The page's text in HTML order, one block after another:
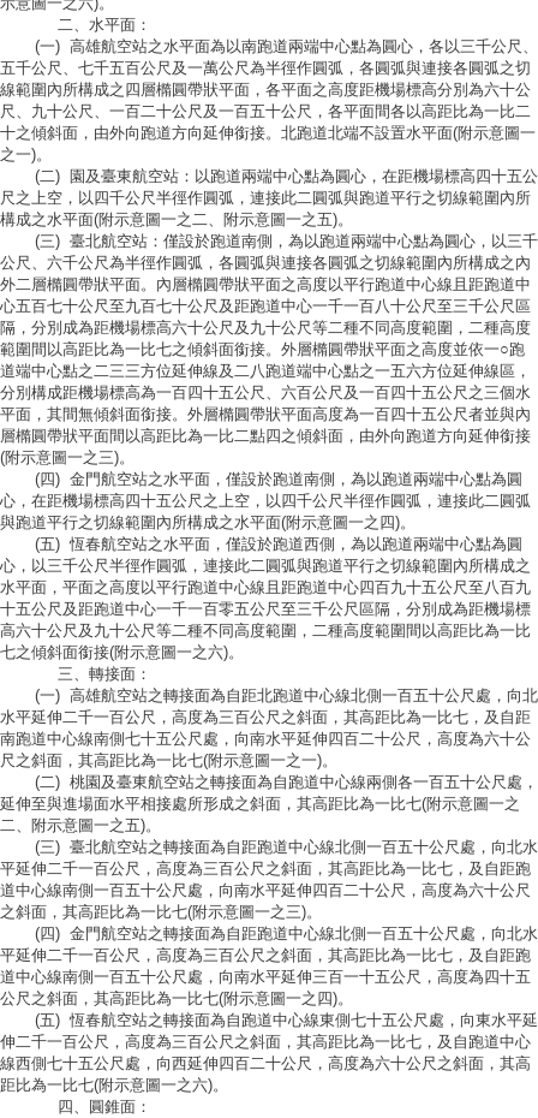
示意圖一之六)。
二、水平面：
(一) 高雄航空站之水平面為以南跑道兩端中心點為圓心，各以三千公尺、
五千公尺、七千五百公尺及一萬公尺為半徑作圓弧，各圓弧與連接各圓弧之切
線範圍內所構成之四層橢圓帶狀平面，各平面之高度距機場標高分別為六十公
尺、九十公尺、一百二十公尺及一百五十公尺，各平面間各以高距比為一比二
十之傾斜面，由外向跑道方向延伸銜接。北跑道北端不設置水平面(附示意圖一
之一)。
(二) 園及臺東航空站：以跑道兩端中心點為圓心，在距機場標高四十五公
尺之上空，以四千公尺半徑作圓弧，連接此二圓弧與跑道平行之切線範圍內所
構成之水平面(附示意圖一之二、附示意圖一之五)。
(三) 臺北航空站：僅設於跑道南側，為以跑道兩端中心點為圓心，以三千
公尺、六千公尺為半徑作圓弧，各圓弧與連接各圓弧之切線範圍內所構成之內
外二層橢圓帶狀平面。內層橢圓帶狀平面之高度以平行跑道中心線且距跑道中
心五百七十公尺至九百七十公尺及距跑道中心一千一百八十公尺至三千公尺區
隔，分別成為距機場標高六十公尺及九十公尺等二種不同高度範圍，二種高度
範圍間以高距比為一比七之傾斜面銜接。外層橢圓帶狀平面之高度並依一○跑
道端中心點之二三三方位延伸線及二八跑道端中心點之一五六方位延伸線區，
分別構成距機場標高為一百四十五公尺、六百公尺及一百四十五公尺之三個水
平面，其間無傾斜面銜接。外層橢圓帶狀平面高度為一百四十五公尺者並與內
層橢圓帶狀平面間以高距比為一比二點四之傾斜面，由外向跑道方向延伸銜接
(附示意圖一之三)。
(四) 金門航空站之水平面，僅設於跑道南側，為以跑道兩端中心點為圓
心，在距機場標高四十五公尺之上空，以四千公尺半徑作圓弧，連接此二圓弧
與跑道平行之切線範圍內所構成之水平面(附示意圖一之四)。
(五) 恆春航空站之水平面，僅設於跑道西側，為以跑道兩端中心點為圓
心，以三千公尺半徑作圓弧，連接此二圓弧與跑道平行之切線範圍內所構成之
水平面，平面之高度以平行跑道中心線且距跑道中心四百九十五公尺至八百九
十五公尺及距跑道中心一千一百零五公尺至三千公尺區隔，分別成為距機場標
高六十公尺及九十公尺等二種不同高度範圍，二種高度範圍間以高距比為一比
七之傾斜面銜接(附示意圖一之六)。
三、轉接面：
(一) 高雄航空站之轉接面為自距北跑道中心線北側一百五十公尺處，向北
水平延伸二千一百公尺，高度為三百公尺之斜面，其高距比為一比七，及自距
南跑道中心線南側七十五公尺處，向南水平延伸四百二十公尺，高度為六十公
尺之斜面，其高距比為一比七(附示意圖一之一)。
(二) 桃園及臺東航空站之轉接面為自跑道中心線兩側各一百五十公尺處，
延伸至與進場面水平相接處所形成之斜面，其高距比為一比七(附示意圖一之
二、附示意圖一之五)。
(三) 臺北航空站之轉接面為自距跑道中心線北側一百五十公尺處，向北水
平延伸二千一百公尺，高度為三百公尺之斜面，其高距比為一比七，及自距跑
道中心線南側一百五十公尺處，向南水平延伸四百二十公尺，高度為六十公尺
之斜面，其高距比為一比七(附示意圖一之三)。
(四) 金門航空站之轉接面為自距跑道中心線北側一百五十公尺處，向北水
平延伸二千一百公尺，高度為三百公尺之斜面，其高距比為一比七，及自距跑
道中心線南側一百五十公尺處，向南水平延伸三百一十五公尺，高度為四十五
公尺之斜面，其高距比為一比七(附示意圖一之四)。
(五) 恆春航空站之轉接面為自跑道中心線東側七十五公尺處，向東水平延
伸二千一百公尺，高度為三百公尺之斜面，其高距比為一比七，及自跑道中心
線西側七十五公尺處，向西延伸四百二十公尺，高度為六十公尺之斜面，其高
距比為一比七(附示意圖一之六)。
四、圓錐面：